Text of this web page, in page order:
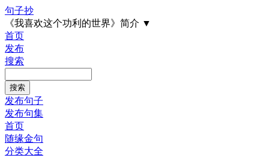
句子抄
《我喜欢这个功利的世界》简介 ▼
首页
发布
搜索
发布句子
发布句集
首页
随缘金句
分类大全